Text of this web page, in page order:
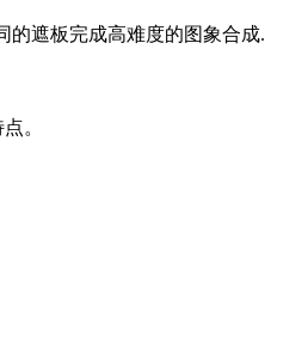
的遮板完成高难度的图象合成.
。